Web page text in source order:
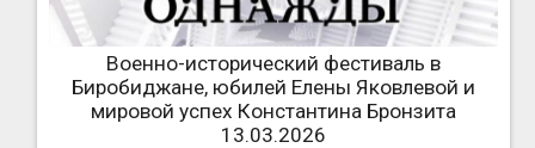
Военно-исторический фестиваль в
Биробиджане, юбилей Елены Яковлевой и
мировой успех Константина Бронзита
13.03.2026